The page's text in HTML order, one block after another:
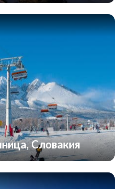
Словакия